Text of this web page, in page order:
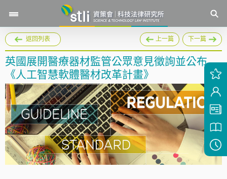
返回列表 上一篇 下一篇
英國展開醫療器材監管公眾意見徵詢並公布
《人工智慧軟體醫材改革計畫》